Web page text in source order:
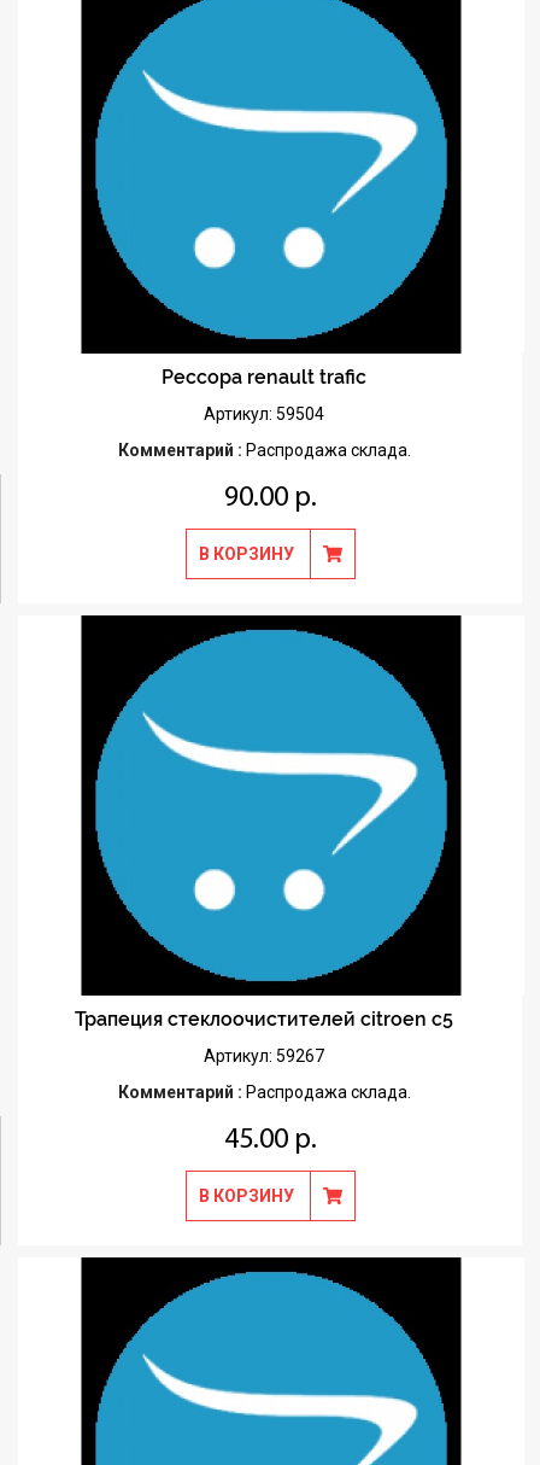
Рессора renault trafic
Артикул: 59504
Комментарий : Распродажа склада.
90.00 р.
В КОРЗИНУ
Трапеция стеклоочистителей citroen c5
Артикул: 59267
Комментарий : Распродажа склада.
45.00 р.
В КОРЗИНУ